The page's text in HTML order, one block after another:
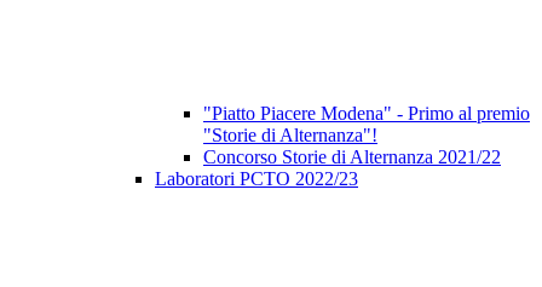
"Piatto Piacere Modena" - Primo al premio
"Storie di Alternanza"!
Concorso Storie di Alternanza 2021/22
Laboratori PCTO 2022/23